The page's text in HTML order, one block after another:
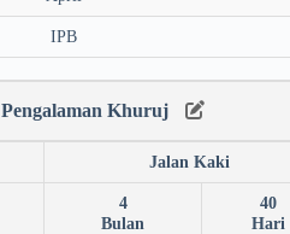
IPB
Pengalaman Khuruj
Jalan Kaki
4
Bulan
40
Hari